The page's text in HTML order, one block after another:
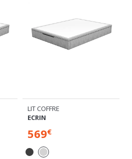
LIT COFFRE
ECRIN
569
Plusieurs dimensions disponibles